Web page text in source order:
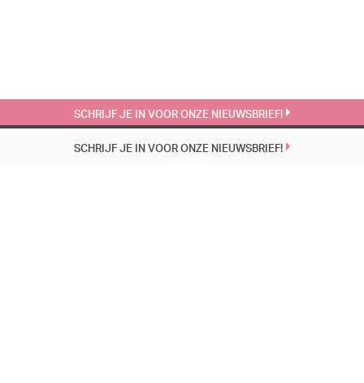
SCHRIJF JE IN VOOR ONZE NIEUWSBRIEF!
SCHRIJF JE IN VOOR ONZE NIEUWSBRIEF!
BLOG